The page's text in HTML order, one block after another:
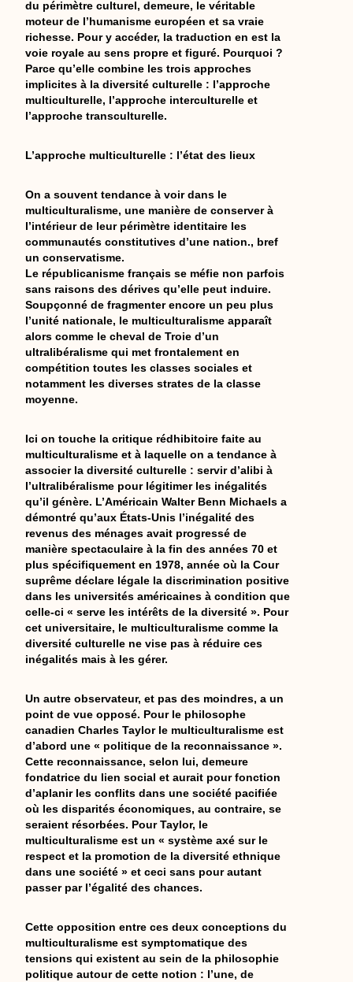
du périmètre culturel, demeure, le véritable
moteur de l’humanisme européen et sa vraie
richesse. Pour y accéder, la traduction en est la
voie royale au sens propre et figuré. Pourquoi ?
Parce qu’elle combine les trois approches
implicites à la diversité culturelle : l’approche
multiculturelle, l’approche interculturelle et
l’approche transculturelle.
L’approche multiculturelle : l’état des lieux
On a souvent tendance à voir dans le
multiculturalisme, une manière de conserver à
l’intérieur de leur périmètre identitaire les
communautés constitutives d’une nation., bref
un conservatisme.
Le républicanisme français se méfie non parfois
sans raisons des dérives qu’elle peut induire.
Soupçonné de fragmenter encore un peu plus
l’unité nationale, le multiculturalisme apparaît
alors comme le cheval de Troie d’un
ultralibéralisme qui met frontalement en
compétition toutes les classes sociales et
notamment les diverses strates de la classe
moyenne.
Ici on touche la critique rédhibitoire faite au
multiculturalisme et à laquelle on a tendance à
associer la diversité culturelle : servir d’alibi à
l’ultralibéralisme pour légitimer les inégalités
qu’il génère. L’Américain Walter Benn Michaels a
démontré qu’aux États-Unis l’inégalité des
revenus des ménages avait progressé de
manière spectaculaire à la fin des années 70 et
plus spécifiquement en 1978, année où la Cour
suprême déclare légale la discrimination positive
dans les universités américaines à condition que
celle-ci « serve les intérêts de la diversité ». Pour
cet universitaire, le multiculturalisme comme la
diversité culturelle ne vise pas à réduire ces
inégalités mais à les gérer.
Un autre observateur, et pas des moindres, a un
point de vue opposé. Pour le philosophe
canadien Charles Taylor le multiculturalisme est
d’abord une « politique de la reconnaissance ».
Cette reconnaissance, selon lui, demeure
fondatrice du lien social et aurait pour fonction
d’aplanir les conflits dans une société pacifiée
où les disparités économiques, au contraire, se
seraient résorbées. Pour Taylor, le
multiculturalisme est un « système axé sur le
respect et la promotion de la diversité ethnique
dans une société » et ceci sans pour autant
passer par l’égalité des chances.
Cette opposition entre ces deux conceptions du
multiculturalisme est symptomatique des
tensions qui existent au sein de la philosophie
politique autour de cette notion : l’une, de